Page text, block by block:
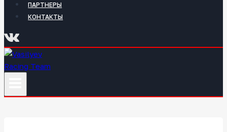
ПАРТНЕРЫ
КОНТАКТЫ